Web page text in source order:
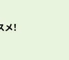
！
かけにな